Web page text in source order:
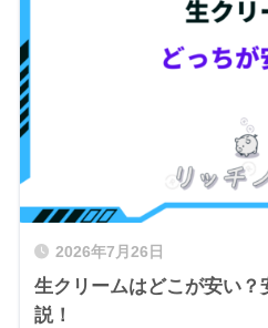
2026年7月26日
生クリームはどこが安い
説！